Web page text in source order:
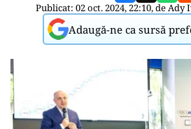
Publicat: 02 oct. 2024, 22:10, deAdy
Adaugă-ne ca sursă